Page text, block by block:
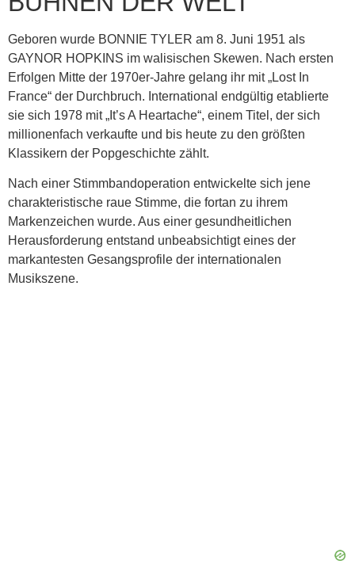
Geboren wurde BONNIE TYLER am 8. Juni 1951 als
GAYNOR HOPKINS im walisischen Skewen. Nach ersten
Erfolgen Mitte der 1970er-Jahre gelang ihr mit „Lost In
France“ der Durchbruch. International endgültig etablierte
sie sich 1978 mit „It’s A Heartache“, einem Titel, der sich
millionenfach verkaufte und bis heute zu den größten
Klassikern der Popgeschichte zählt.
Nach einer Stimmbandoperation entwickelte sich jene
charakteristische raue Stimme, die fortan zu ihrem
Markenzeichen wurde. Aus einer gesundheitlichen
Herausforderung entstand unbeabsichtigt eines der
markantesten Gesangsprofile der internationalen
Musikszene.